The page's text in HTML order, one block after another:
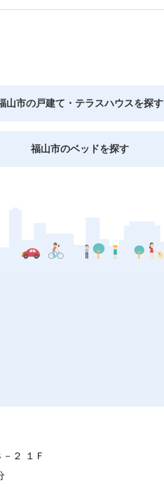
山市の戸建て・テラスハウスを探す
福山市のベッドを探す
２ １Ｆ